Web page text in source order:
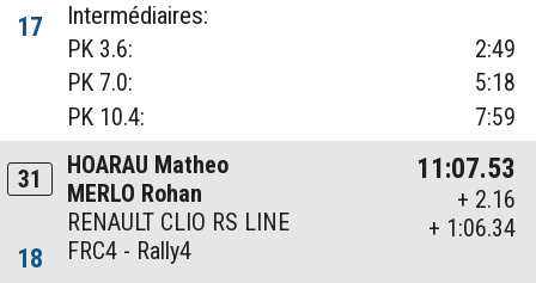
17
Intermédiaires:
PK 3.6:
2:49
PK 7.0:
5:18
PK 10.4:
7:59
31
HOARAU Matheo
MERLO Rohan
RENAULT CLIO RS LINE
FRC4 - Rally4
11:07.53
+ 2.16
+ 1:06.34
18